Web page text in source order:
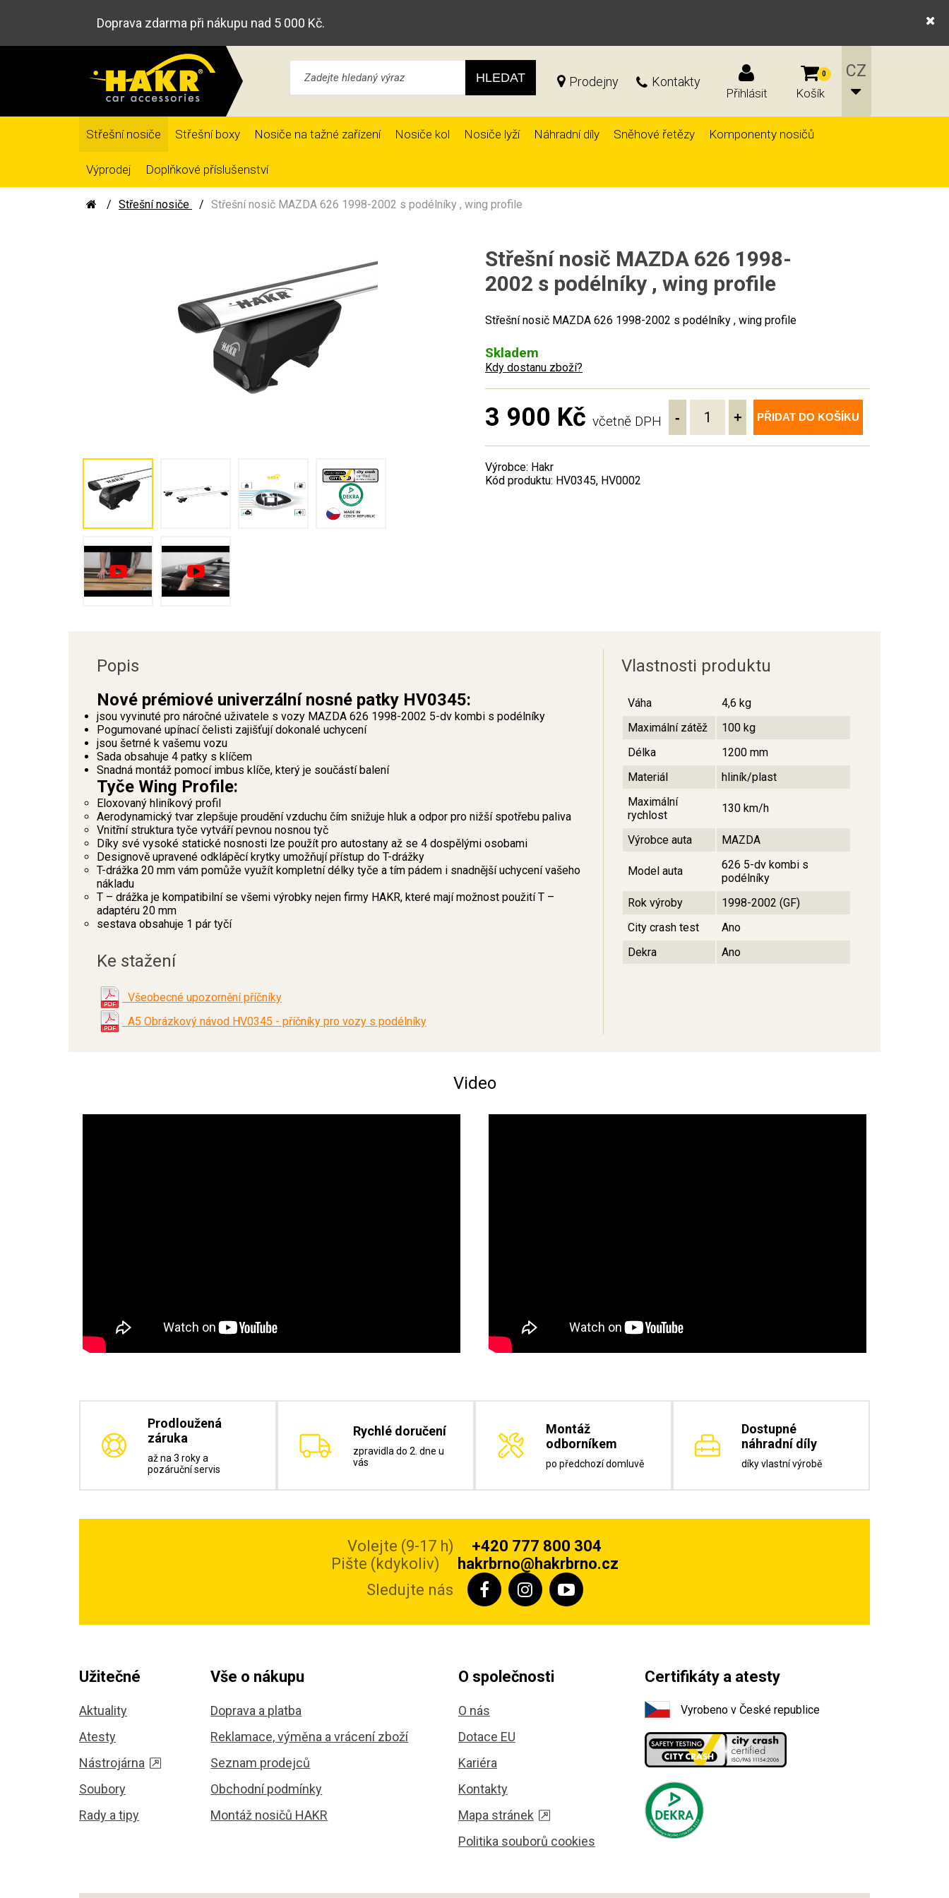
Doprava zdarma při nákupu nad 5 000 Kč.
HLEDAT Prodejny Kontakty
Přihlásit
0
Košík
Střešní nosiče Střešní boxy Nosiče na tažné zařízení Nosiče kol Nosiče lyží Náhradní díly Sněhové řetězy Komponenty nosičů
Výprodej Doplňkové příslušenství
Střešní nosiče Střešní nosič MAZDA 626 1998-2002 s podélníky , wing profile
Střešní nosič MAZDA 626 1998-
2002 s podélníky , wing profile
Střešní nosič MAZDA 626 1998-2002 s podélníky , wing profile
Skladem
Kdy dostanu zboží?
3 900 Kč včetně DPH - + PŘIDAT DO KOŠÍKU
Výrobce: Hakr
Kód produktu: HV0345, HV0002
Popis
Nové prémiové univerzální nosné patky HV0345:
jsou vyvinuté pro náročné uživatele s vozy MAZDA 626 1998-2002 5-dv kombi s podélníky
Pogumované upínací čelisti zajišťují dokonalé uchycení
jsou šetrné k vašemu vozu
Sada obsahuje 4 patky s klíčem
Snadná montáž pomocí imbus klíče, který je součástí balení
Tyče Wing Profile:
Eloxovaný hliníkový profil
Aerodynamický tvar zlepšuje proudění vzduchu čím snižuje hluk a odpor pro nižší spotřebu paliva
Vnitřní struktura tyče vytváří pevnou nosnou tyč
Díky své vysoké statické nosnosti lze použít pro autostany až se 4 dospělými osobami
Designově upravené odklápěcí krytky umožňují přístup do T-drážky
T-drážka 20 mm vám pomůže využít kompletní délky tyče a tím pádem i snadnější uchycení vašeho
nákladu
T – drážka je kompatibilní se všemi výrobky nejen firmy HAKR, které mají možnost použití T –
adaptéru 20 mm
sestava obsahuje 1 pár tyčí
Ke stažení
Všeobecné upozornění příčníky
A5 Obrázkový návod HV0345 - příčníky pro vozy s podélníky
Vlastnosti produktu
Váha
4,6 kg
Maximální zátěž
100 kg
Délka
1200 mm
Materiál
hliník/plast
Maximální
rychlost
130 km/h
Výrobce auta MAZDA
Model auta
626 5-dv kombi s
podélníky
Rok výroby
1998-2002 (GF)
City crash test
Ano
Dekra
Ano
Video
Prodloužená
záruka
až na 3 roky a
pozáruční servis
Rychlé doručení
zpravidla do 2. dne u
vás
Montáž
odborníkem
po předchozí domluvě
Dostupné
náhradní díly
díky vlastní výrobě
Volejte (9-17 h)
+420 777 800 304
Pište (kdykoliv)
hakrbrno@hakrbrno.cz
Sledujte nás
Užitečné
Aktuality
Atesty
Nástrojárna
Soubory
Rady a tipy
Vše o nákupu
Doprava a platba
Reklamace, výměna a vrácení zboží
Seznam prodejců
Obchodní podmínky
Montáž nosičů HAKR
O společnosti
O nás
Dotace EU
Kariéra
Kontakty
Mapa stránek
Politika souborů cookies
Certifikáty a atesty
Vyrobeno v České republice